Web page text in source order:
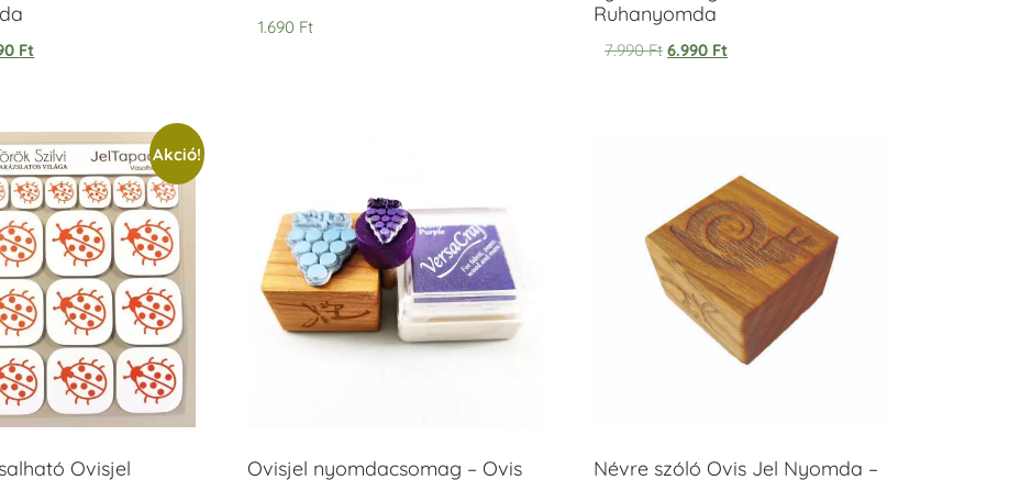
Ft
1.690 Ft
Ruhanyomda
7.990Ft 6.990 Ft
Akció!
Ovisjel
Ovisjel nyomdacsomag – Ovis
Névre szóló Ovis Jel Nyomda –